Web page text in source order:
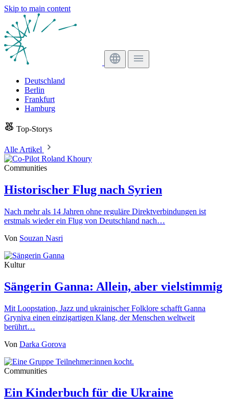
Skip to main content
Deutschland
Berlin
Frankfurt
Hamburg
Top-Storys
Alle Artikel
Communities
Historischer Flug nach Syrien
Nach mehr als 14 Jahren ohne reguläre Direktverbindungen ist
erstmals wieder ein Flug von Deutschland nach…
Von Souzan Nasri
Kultur
Sängerin Ganna: Allein, aber vielstimmig
Mit Loopstation, Jazz und ukrainischer Folklore schafft Ganna
Gryniva einen einzigartigen Klang, der Menschen weltweit
berührt…
Von Darka Gorova
Communities
Ein Kinderbuch für die Ukraine